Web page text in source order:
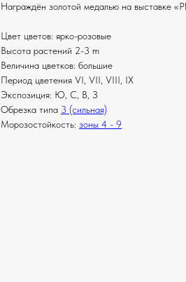
Награждён золотой медалью на выставке
Цвет цветов: ярко-розовые
Высота растений 2-3 m
Величина цветков: большие
Период цветения VI, VII, VIII, IX
Экспозиция: Ю, С, В, З
Обрезка типа 3 (сильная)
Морозостойкость: зоны 4 - 9